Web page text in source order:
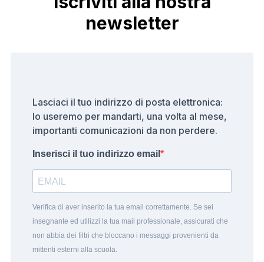
newsletter
Lasciaci il tuo indirizzo di posta elettronica:
lo useremo per mandarti, una volta al mese,
importanti comunicazioni da non perdere.
Inserisci il tuo indirizzo email
Verifica di aver inserito la tua email correttamente. Se sei
insegnante ed utilizzi la tua mail professionale, assicurati che
non abbia dei filtri che bloccano i messaggi provenienti da
mittenti esterni alla scuola.